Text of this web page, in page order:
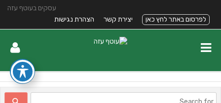
עסקים בעוטף עזה
לפרסום באתר לחץ כאן
יצירת קשר הצהרת נגישות